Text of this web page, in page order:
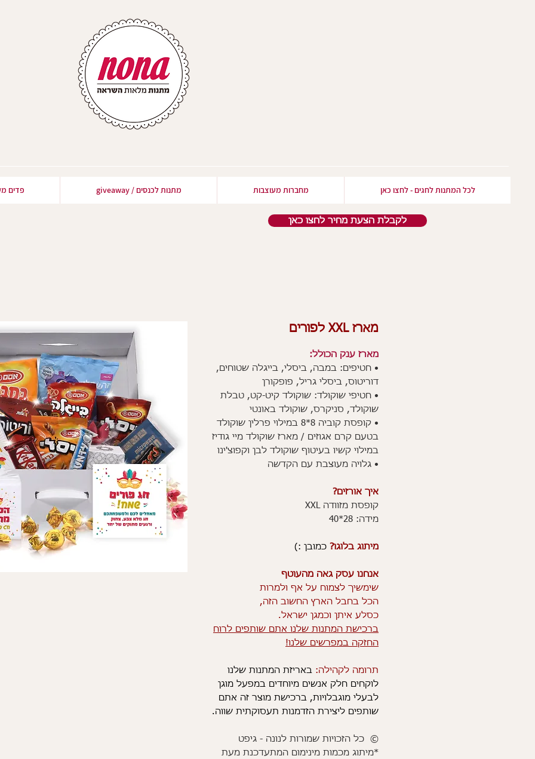
לכל המתנות לחגים - לחצו כאן מחברות מעוצבות מתנות לכנסים / giveaway פדים
לקבלת הצעת מחיר לחצו כאן
מארז XXL לפורים
מארז ענק הכולל:
• חטיפים: במבה, ביסלי, בייגלה שטוחים,
דוריטוס, ביסלי גריל, פופקורן
• חטיפי שוקולד: שוקולד קיט-קט, טבלת
שוקולד, סניקרס, שוקולד באונטי
• קופסת קוביה 8*8 במילוי פרלין שוקולד
בטעם קרם אגוזים / מארז שוקולד מיי גודיז
במילוי קשיו בעיטוף שוקולד לבן וקפוצ'ינו
• גלויה מעוצבת עם הקדשה
איך אורזים?
קופסת מזוודה XXL
מידה: 28*40
מיתוג בלוגו? כמובן :)
אנחנו עסק גאה מהעוטף
שימשיך לצמוח על אף ולמרות
הכל בחבל הארץ החשוב הזה,
כסלע איתן וכמגן ישראל.
ברכישת המתנות שלנו אתם שותפים לרוח
החזקה במפרשים שלנו!
תרומה לקהילה: באריזת המתנות שלנו
לוקחים חלק אנשים מיוחדים במפעל מוגן
לבעלי מוגבלויות, ברכישת מוצר זה אתם
שותפים ליצירת הזדמנות תעסוקתית שווה.
© כל הזכויות שמורות לנונה - גיפט
*מיתוג מכמות מינימום המתעדכנת מעת